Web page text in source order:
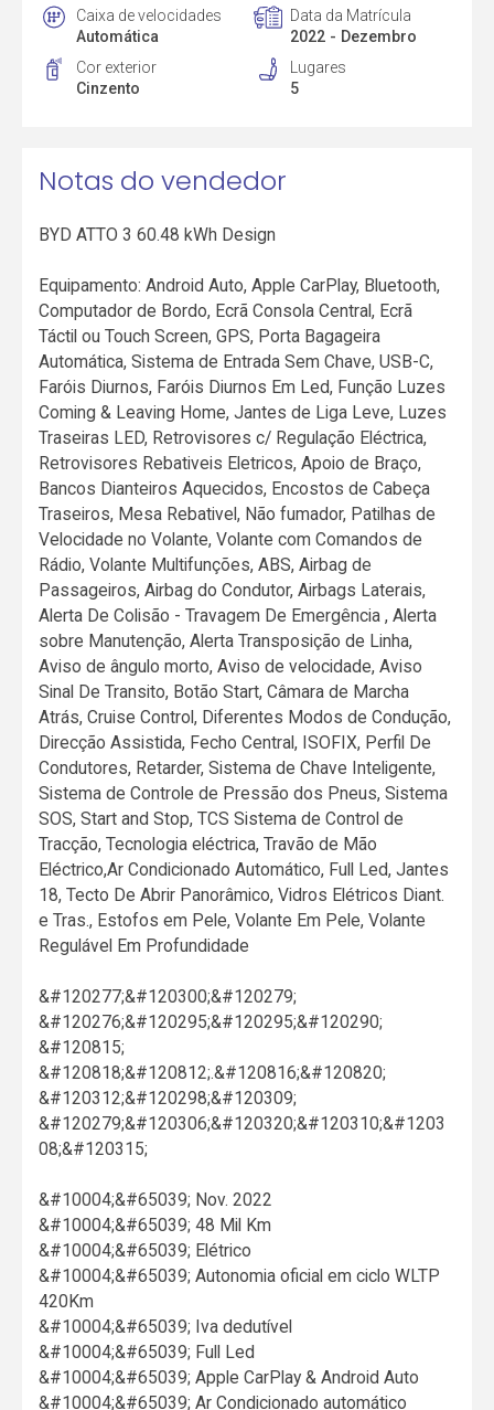
Caixa de velocidades
Automática
Data da Matrícula
2022 - Dezembro
Cor exterior
Cinzento
Lugares
5
Notas do vendedor
BYD ATTO 3 60.48 kWh Design
Equipamento: Android Auto, Apple CarPlay, Bluetooth,
Computador de Bordo, Ecrã Consola Central, Ecrã
Táctil ou Touch Screen, GPS, Porta Bagageira
Automática, Sistema de Entrada Sem Chave, USB-C,
Faróis Diurnos, Faróis Diurnos Em Led, Função Luzes
Coming & Leaving Home, Jantes de Liga Leve, Luzes
Traseiras LED, Retrovisores c/ Regulação Eléctrica,
Retrovisores Rebativeis Eletricos, Apoio de Braço,
Bancos Dianteiros Aquecidos, Encostos de Cabeça
Traseiros, Mesa Rebativel, Não fumador, Patilhas de
Velocidade no Volante, Volante com Comandos de
Rádio, Volante Multifunções, ABS, Airbag de
Passageiros, Airbag do Condutor, Airbags Laterais,
Alerta De Colisão - Travagem De Emergência , Alerta
sobre Manutenção, Alerta Transposição de Linha,
Aviso de ângulo morto, Aviso de velocidade, Aviso
Sinal De Transito, Botão Start, Câmara de Marcha
Atrás, Cruise Control, Diferentes Modos de Condução,
Direcção Assistida, Fecho Central, ISOFIX, Perfil De
Condutores, Retarder, Sistema de Chave Inteligente,
Sistema de Controle de Pressão dos Pneus, Sistema
SOS, Start and Stop, TCS Sistema de Control de
Tracção, Tecnologia eléctrica, Travão de Mão
Eléctrico,Ar Condicionado Automático, Full Led, Jantes
18, Tecto De Abrir Panorâmico, Vidros Elétricos Diant.
e Tras., Estofos em Pele, Volante Em Pele, Volante
Regulável Em Profundidade
&#120277;&#120300;&#120279;
&#120276;&#120295;&#120295;&#120290;
&#120815;
&#120818;&#120812;.&#120816;&#120820;
&#120312;&#120298;&#120309;
&#120279;&#120306;&#120320;&#120310;&#1203
08;&#120315;
&#10004;&#65039; Nov. 2022
&#10004;&#65039; 48 Mil Km
&#10004;&#65039; Elétrico
&#10004;&#65039; Autonomia oficial em ciclo WLTP
420Km
&#10004;&#65039; Iva dedutível
&#10004;&#65039; Full Led
&#10004;&#65039; Apple CarPlay & Android Auto
&#10004;&#65039; Ar Condicionado automático